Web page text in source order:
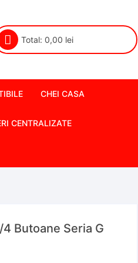
Total: 0,00 lei
CHEI CASA
CENTRALIZATE
Butoane Seria G